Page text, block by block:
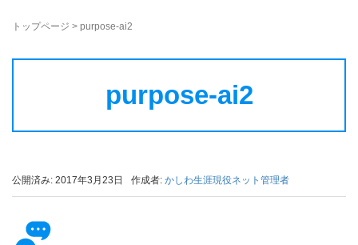
トップページ > purpose-ai2
purpose-ai2
公開済み: 2017年3月23日 作成者: かしわ生涯現役ネット管理者